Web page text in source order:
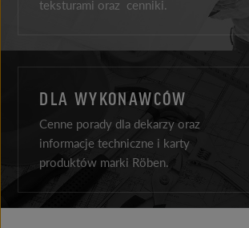
teksturami oraz cenniki.
DLA WYKONAWCÓW
Cenne porady dla dekarzy oraz
informacje techniczne i karty
produktów marki Röben.